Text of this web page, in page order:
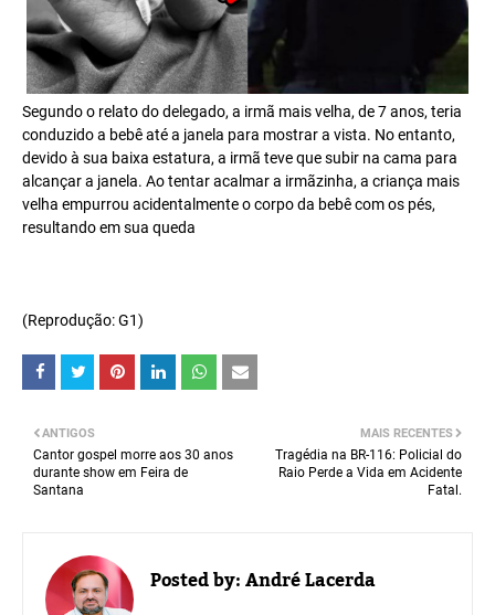
Segundo o relato do delegado, a irmã mais velha, de 7 anos, teria
conduzido a bebê até a janela para mostrar a vista. No entanto,
devido à sua baixa estatura, a irmã teve que subir na cama para
alcançar a janela. Ao tentar acalmar a irmãzinha, a criança mais
velha empurrou acidentalmente o corpo da bebê com os pés,
resultando em sua queda
(Reprodução: G1)
MAIS RECENTES
Tragédia na BR-116: Policial do
Raio Perde a Vida em Acidente
Fatal.
ANTIGOS
Cantor gospel morre aos 30 anos
durante show em Feira de
Santana
Posted by:André Lacerda